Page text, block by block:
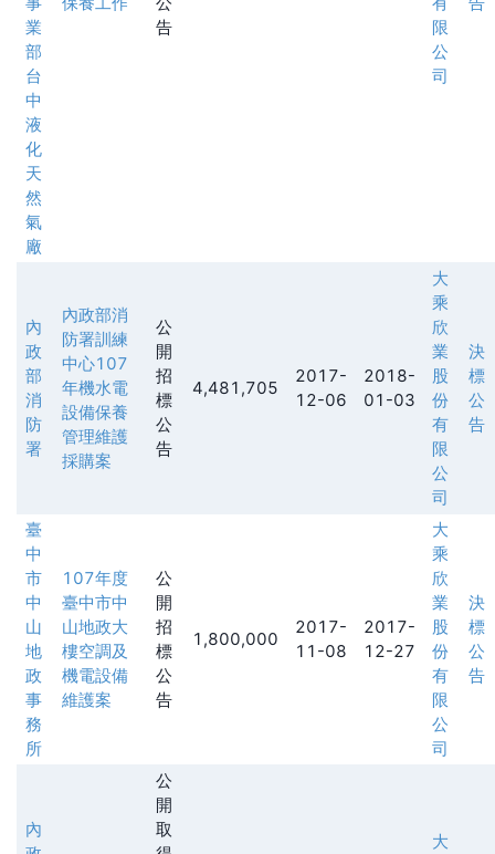
業
部
台
中
液
化
天
然
氣
廠
告
限
公
司
內
政
部
消
防
署
內政部消
防署訓練
中心107
年機水電
設備保養
管理維護
採購案
公
開
招
標
公
告
4,481,705
2017-
12-06
2018-
01-03
大
乘
欣
業
股
份
有
限
公
司
決
標
公
告
臺
中
市
中
山
地
政
事
務
所
107年度
臺中市中
山地政大
樓空調及
機電設備
維護案
公
開
招
標
公
告
1,800,000
2017-
11-08
2017-
12-27
大
乘
欣
業
股
份
有
限
公
司
決
標
公
告
內
公
開
取
大